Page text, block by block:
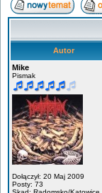
Autor
Mike
Pismak
Dołączył: 20 Maj 2009
Posty: 73